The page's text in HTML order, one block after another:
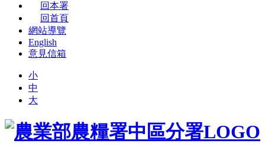
回本署
回首頁
網站導覽
English
意見信箱
小
中
大